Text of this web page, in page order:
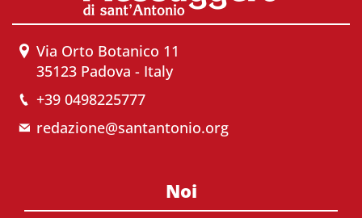
Via Orto Botanico 11
35123 Padova - Italy
+39 0498225777
redazione@santantonio.org
Noi